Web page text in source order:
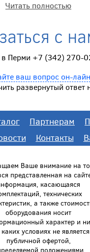
Читать полностью
с
в Перми +7 (342) 270-
ваш вопрос он-лайн
развернутый ответ
Партнерам
Контакты
Ваше внимание на
представленная на
касающаяся
технических
а также
оборудования носит
характер и ни
условиях не является
публичной офертой,
положениями